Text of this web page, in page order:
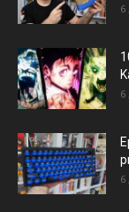
6
6
6